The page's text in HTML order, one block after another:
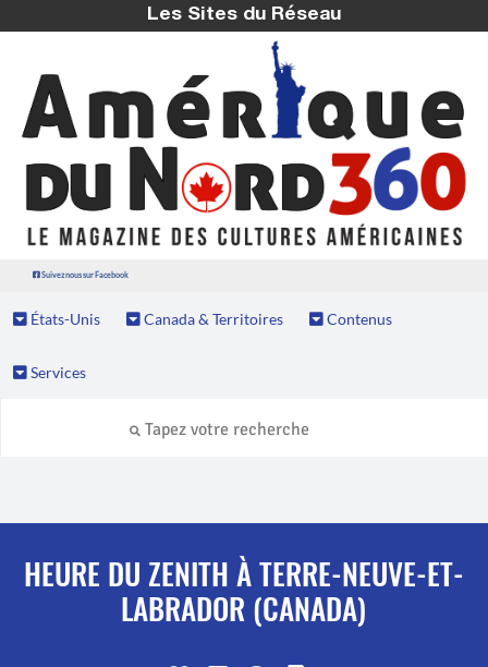
Les Sites du Réseau
Suivez nous sur Facebook
États-Unis Canada & Territoires Contenus
Services
HEURE DU ZENITH À TERRE-NEUVE-ET-
LABRADOR (CANADA)